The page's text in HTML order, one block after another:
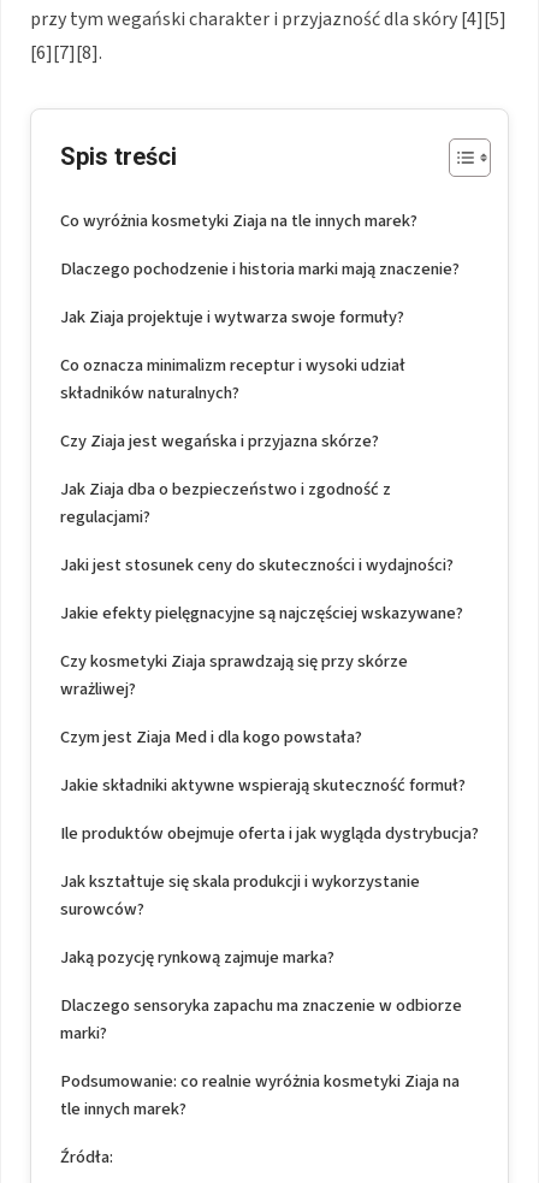
przy tym wegański charakter i przyjazność dla skóry [4][5]
[6][7][8].
Spis treści
Co wyróżnia kosmetyki Ziaja na tle innych marek?
Dlaczego pochodzenie i historia marki mają znaczenie?
Jak Ziaja projektuje i wytwarza swoje formuły?
Co oznacza minimalizm receptur i wysoki udział
składników naturalnych?
Czy Ziaja jest wegańska i przyjazna skórze?
Jak Ziaja dba o bezpieczeństwo i zgodność z
regulacjami?
Jaki jest stosunek ceny do skuteczności i wydajności?
Jakie efekty pielęgnacyjne są najczęściej wskazywane?
Czy kosmetyki Ziaja sprawdzają się przy skórze
wrażliwej?
Czym jest Ziaja Med i dla kogo powstała?
Jakie składniki aktywne wspierają skuteczność formuł?
Ile produktów obejmuje oferta i jak wygląda dystrybucja?
Jak kształtuje się skala produkcji i wykorzystanie
surowców?
Jaką pozycję rynkową zajmuje marka?
Dlaczego sensoryka zapachu ma znaczenie w odbiorze
marki?
Podsumowanie: co realnie wyróżnia kosmetyki Ziaja na
tle innych marek?
Źródła: